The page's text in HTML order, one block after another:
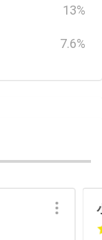
13%
7.6%